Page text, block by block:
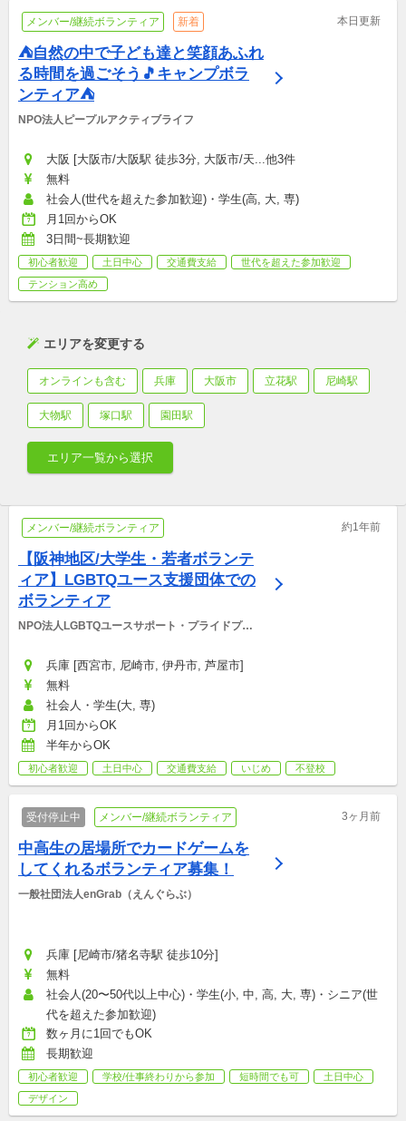
メンバー/継続ボランティア 新着 本日更新
⛺自然の中で子ども達と笑顔あふれ
る時間を過ごそう🎵キャンプボラ
ンティア⛺
NPO法人ピープルアクティブライフ
大阪 [大阪市/大阪駅 徒歩3分, 大阪市/天...他3件
無料
社会人(世代を超えた参加歓迎)・学生(高, 大, 専)
月1回からOK
3日間~長期歓迎
初心者歓迎 土日中心 交通費支給
世代を超えた参加歓迎
テンション高め
エリアを変更する
オンラインも含む 兵庫 大阪市 立花駅 尼崎駅
大物駅 塚口駅 園田駅
エリア一覧から選択
メンバー/継続ボランティア 約1年前
【阪神地区/大学生・若者ボランテ
ィア】LGBTQユース支援団体での
ボランティア
NPO法人LGBTQユースサポート・プライドプロ
兵庫 [西宮市, 尼崎市, 伊丹市, 芦屋市]
無料
社会人・学生(大, 専)
月1回からOK
半年からOK
初心者歓迎 土日中心 交通費支給 いじめ 不登校
受付停止中 メンバー/継続ボランティア 3ヶ月前
中高生の居場所でカードゲームを
してくれるボランティア募集！
一般社団法人enGrab（えんぐらぶ）
兵庫 [尼崎市/猪名寺駅 徒歩10分]
無料
社会人(20〜50代以上中心)・学生(小, 中, 高, 大, 専)・シニア(世
代を超えた参加歓迎)
数ヶ月に1回でもOK
長期歓迎
初心者歓迎 学校/仕事終わりから参加 短時間でも可
土日中心
デザイン